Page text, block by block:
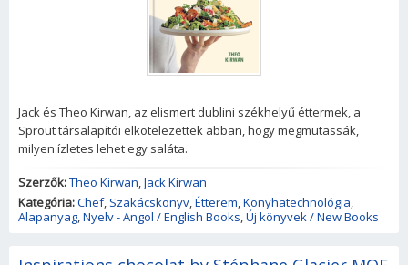
Jack és Theo Kirwan, az elismert dublini székhelyű éttermek, a
Sprout társalapítói elkötelezettek abban, hogy megmutassák,
milyen ízletes lehet egy saláta.
Szerzők:Theo Kirwan,Jack Kirwan
Kategória:Chef, Szakácskönyv,Étterem,Konyhatechnológia,
Alapanyag,Nyelv - Angol / English Books,Új könyvek / New Books